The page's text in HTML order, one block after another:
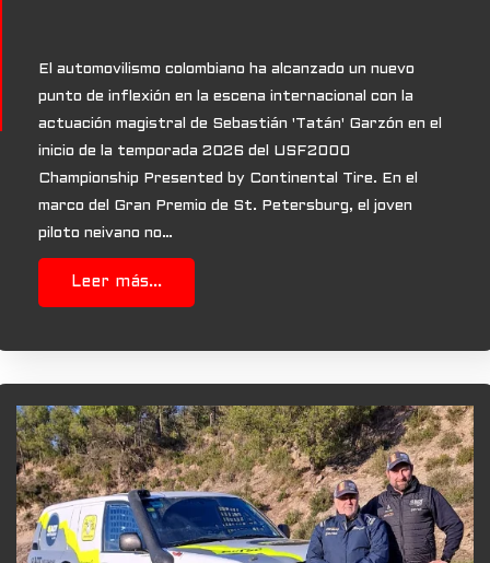
El automovilismo colombiano ha alcanzado un nuevo
punto de inflexión en la escena internacional con la
actuación magistral de Sebastián 'Tatán' Garzón en el
inicio de la temporada 2026 del USF2000
Championship Presented by Continental Tire. En el
marco del Gran Premio de St. Petersburg, el joven
piloto neivano no…
Leer más...